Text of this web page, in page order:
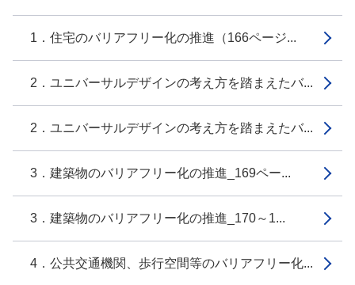
1．住宅のバリアフリー化の推進（166ページ...
2．ユニバーサルデザインの考え方を踏まえたバ...
2．ユニバーサルデザインの考え方を踏まえたバ...
3．建築物のバリアフリー化の推進_169ペー...
3．建築物のバリアフリー化の推進_170～1...
4．公共交通機関、歩行空間等のバリアフリー化...